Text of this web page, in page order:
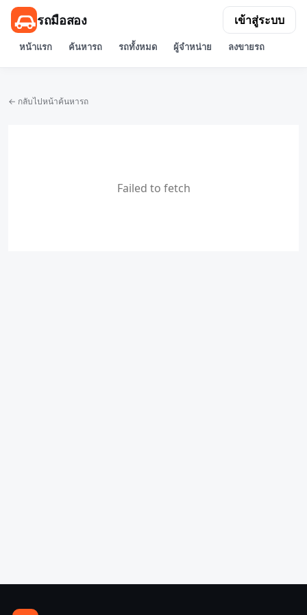
รถมือสอง
หน้าแรก ค้นหารถ รถทั้งหมด ผู้จำหน่าย ลงขายรถ
เข้าสู่ระบบ
← กลับไปหน้าค้นหารถ
Failed to fetch